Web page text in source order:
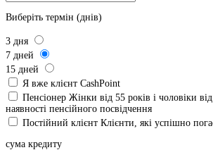
Виберіть термін (днів)
3 дня
7 дней
15 дней
Я вже клієнт CashPoint
Пенсіонер Жінки від 55 років і чоловіки
наявності пенсійного посвідчення
Постійний клієнт Клієнти, які успішно
сума кредиту